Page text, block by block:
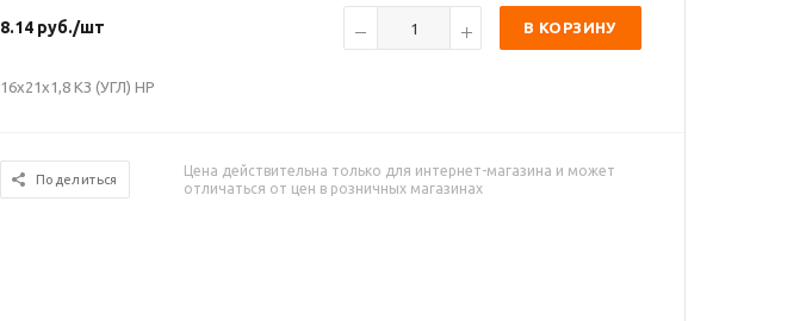
8.14руб./шт В КОРЗИНУ
16х21х1,8 КЗ (УГЛ) НР
Поделиться
Цена действительна только для интернет-магазина и может
отличаться от цен в розничных магазинах